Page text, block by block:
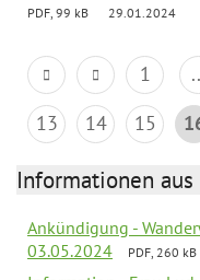
PDF, 99 kB 29.01.2024
1
13
14 15
Informationen
Ankündigung -
03.05.2024
PDF, 260 kB